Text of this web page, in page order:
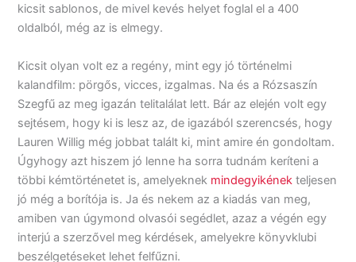
kicsit sablonos, de mivel kevés helyet foglal el a 400
oldalból, még az is elmegy.
Kicsit olyan volt ez a regény, mint egy jó történelmi
kalandfilm: pörgős, vicces, izgalmas. Na és a Rózsaszín
Szegfű az meg igazán telitalálat lett. Bár az elején volt egy
sejtésem, hogy ki is lesz az, de igazából szerencsés, hogy
Lauren Willig még jobbat talált ki, mint amire én gondoltam.
Úgyhogy azt hiszem jó lenne ha sorra tudnám keríteni a
többi kémtörténetet is, amelyeknek mindegyikének teljesen
jó még a borítója is. Ja és nekem az a kiadás van meg,
amiben van úgymond olvasói segédlet, azaz a végén egy
interjú a szerzővel meg kérdések, amelyekre könyvklubi
beszélgetéseket lehet felfűzni.